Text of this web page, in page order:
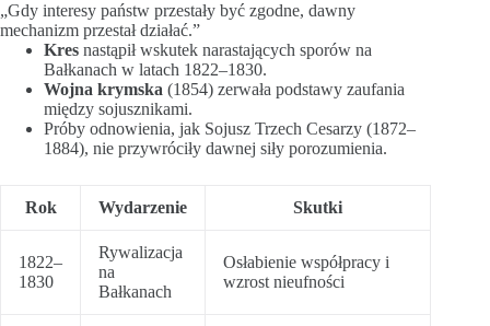
„Gdy interesy państw przestały być zgodne, dawny
mechanizm przestał działać.”
Kres nastąpił wskutek narastających sporów na
Bałkanach w latach 1822–1830.
Wojna krymska (1854) zerwała podstawy zaufania
między sojusznikami.
Próby odnowienia, jak Sojusz Trzech Cesarzy (1872–
1884), nie przywróciły dawnej siły porozumienia.
Rok Wydarzenie Skutki
1822–
1830
Rywalizacja
na
Bałkanach
Osłabienie współpracy i
wzrost nieufności